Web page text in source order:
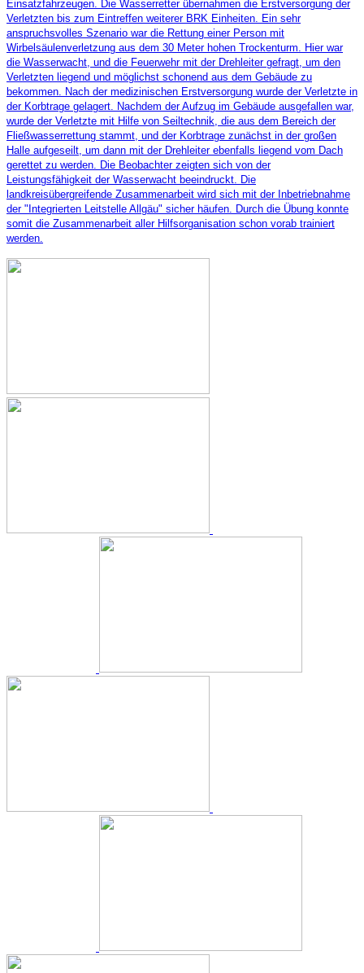
Einsatzfahrzeugen. Die Wasserretter übernahmen die Erstversorgung der
Verletzten bis zum Eintreffen weiterer BRK Einheiten. Ein sehr
anspruchsvolles Szenario war die Rettung einer Person mit
Wirbelsäulenverletzung aus dem 30 Meter hohen Trockenturm. Hier war
die Wasserwacht, und die Feuerwehr mit der Drehleiter gefragt, um den
Verletzten liegend und möglichst schonend aus dem Gebäude zu
bekommen. Nach der medizinischen Erstversorgung wurde der Verletzte in
der Korbtrage gelagert. Nachdem der Aufzug im Gebäude ausgefallen war,
wurde der Verletzte mit Hilfe von Seiltechnik, die aus dem Bereich der
Fließwasserrettung stammt, und der Korbtrage zunächst in der großen
Halle aufgeseilt, um dann mit der Drehleiter ebenfalls liegend vom Dach
gerettet zu werden. Die Beobachter zeigten sich von der
Leistungsfähigkeit der Wasserwacht beeindruckt. Die
landkreisübergreifende Zusammenarbeit wird sich mit der Inbetriebnahme
der "Integrierten Leitstelle Allgäu" sicher häufen. Durch die Übung konnte
somit die Zusammenarbeit aller Hilfsorganisation schon vorab trainiert
werden.